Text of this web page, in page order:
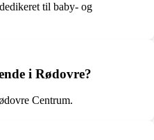
til baby- og
i Rødovre?
Centrum.